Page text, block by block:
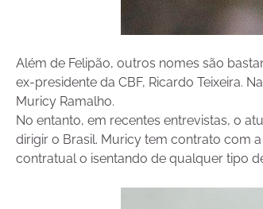
Além de Felipão, outros nomes são
ex-presidente da CBF, Ricardo Teixeira.
Muricy Ramalho.
No entanto, em recentes entrevistas, o
dirigir o Brasil. Muricy tem contrato com
contratual o isentando de qualquer tipo